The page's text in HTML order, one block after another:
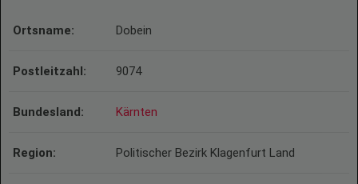
Ortsname: Dobein
Postleitzahl: 9074
Bundesland: Kärnten
Region: Politischer Bezirk Klagenfurt Land